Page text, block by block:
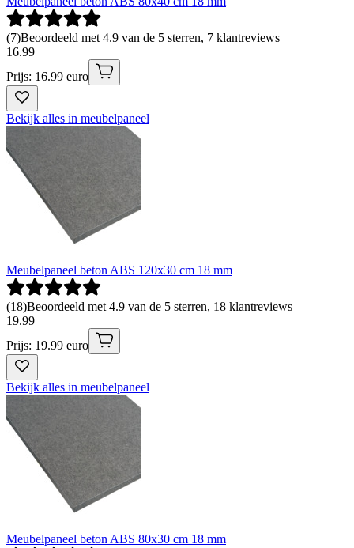
(7)Beoordeeld met 4.9 van de 5 sterren, 7 klantreviews
16.99
Prijs: 16.99 euro
Bekijk alles in meubelpaneel
Meubelpaneel beton ABS 120x30 cm 18 mm
(18)Beoordeeld met 4.9 van de 5 sterren, 18 klantreviews
19.99
Prijs: 19.99 euro
Bekijk alles in meubelpaneel
Meubelpaneel beton ABS 80x30 cm 18 mm